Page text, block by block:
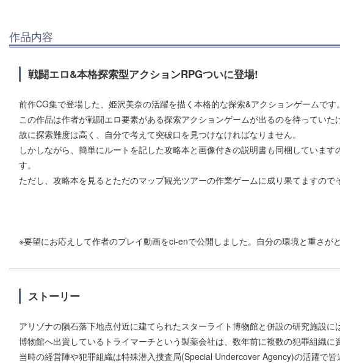
作品内容
戦闘エロ&本格探索型アクションRPGついに登場!
前作CG集で登場した、姫沢美奈の活躍を描く本格的な探索&アクションゲームです。
この作品は作者が戦闘エロ要素がある探索アクションゲームが出るのを待ってい
故に探索難度は高く、自分で考えて突破口を見つけなければなりません。
しかしながら、簡単にルートを記した攻略本と画像付きの説明書も同梱していま
す。
ただし、攻略本を見るとただのマップ観光ツアーの作業ゲームに成り果てますので
※要望にお応えして作者のプレイ動画をci-enで公開しました。自分の環境と重さが
ストーリー
アリゾナの隕石落下地点付近に建てられたスターライト博物館と併設の研究施設に
博物館へ出資しているトライマーチという製薬会社は、数年前に複数の犯罪組織に
当時の経営陣や犯罪組織は特殊潜入捜査局(Special Undercover Agency)の活躍で皆